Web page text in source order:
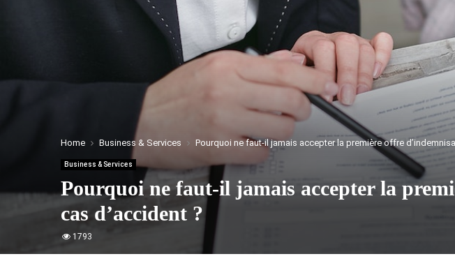
Home Business & Services Pourquoi ne faut-il jamais accepter la première offre
Business & Services
Pourquoi ne faut-il jamais accepter la
cas d’accident ?
1793